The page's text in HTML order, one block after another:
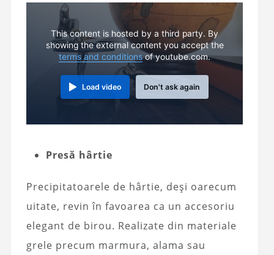
This content is hosted by a third party. By
showing the external content you accept the
terms and conditionsof youtube.com.
Load video Don't ask again
Presă hârtie
Precipitatoarele de hârtie, deși oarecum
uitate, revin în favoarea ca un accesoriu
elegant de birou. Realizate din materiale
grele precum marmura, alama sau